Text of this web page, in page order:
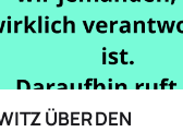
ÜBER DEN